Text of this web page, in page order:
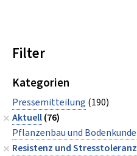
Filter
Kategorien
Pressemitteilung (190)
Aktuell(76)
Pflanzenbau und Bodenkunde
Resistenz und Stresstoleranz